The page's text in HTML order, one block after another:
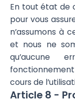
En tout état de
pour vous
n’assumons à
et nous ne
qu’aucune
cours de
Article 8 -